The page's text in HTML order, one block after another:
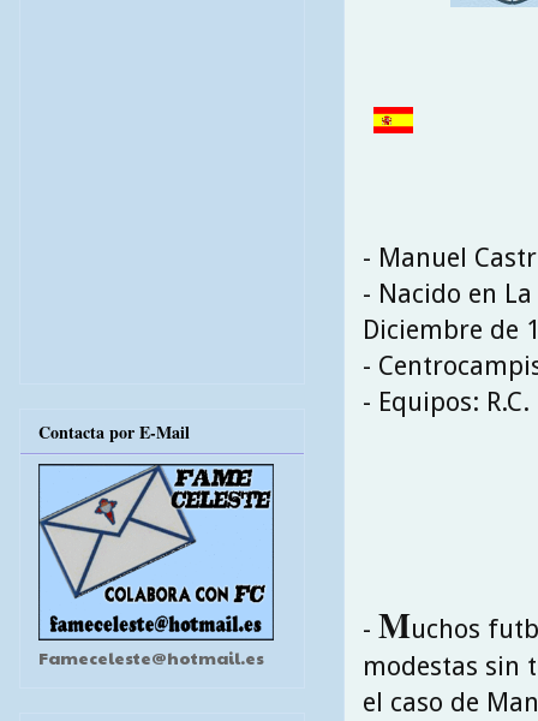
- Manuel
- Nacido en
Diciembre de
-
- Equipos:
- Muchos
modestas sin
el caso de
Contacta por E-Mail
Fameceleste@hotmail.es